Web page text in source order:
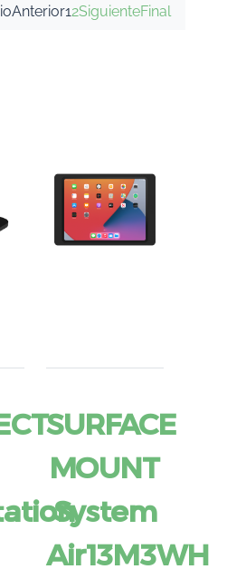
Anterior12SiguienteFinal
SURFACE
MOUNT
System
Air13M3WH